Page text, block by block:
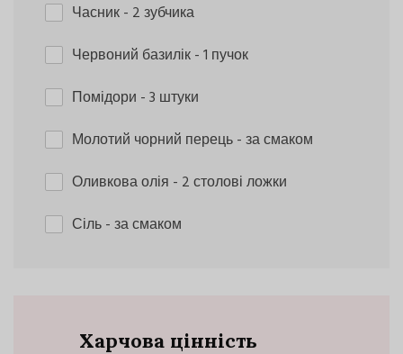
Часник- 2 зубчика
Червоний базилік- 1 пучок
Помідори - 3 штуки
Молотий чорний перець- за смаком
Оливкова олія - 2 столові ложки
Сіль- за смаком
Харчова цінність